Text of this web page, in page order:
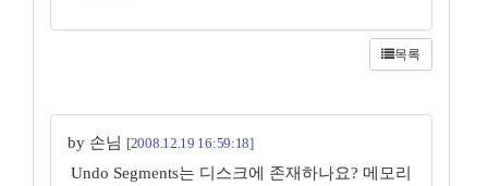
목록
by 손님 [2008.12.19 16:59:18]
Undo Segments는 디스크에 존재하나요? 메모리